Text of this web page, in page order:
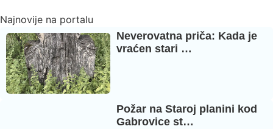
Najnovije na portalu
Neverovatna priča: Kada je
vraćen stari …
Požar na Staroj planini kod
Gabrovice st…